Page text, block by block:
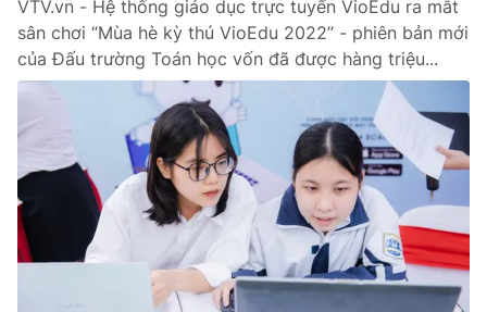
VTV.vn - Hệ thống giáo dục trực tuyến VioEdu ra mắt
sân chơi “Mùa hè kỳ thú VioEdu 2022” - phiên bản mới
của Đấu trường Toán học vốn đã được hàng triệu...